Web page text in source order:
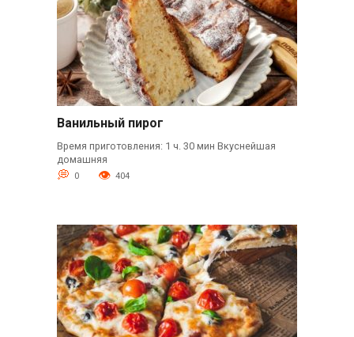
Ванильный пирог
Время приготовления: 1 ч. 30 мин Вкуснейшая
домашняя
0 404